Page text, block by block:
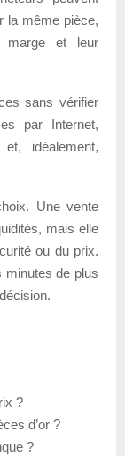
la même pièce,
marge et leur
sans vérifier
par Internet,
idéalement,
Une vente
mais elle
ou du prix.
minutes de plus
?
d’or ?
?